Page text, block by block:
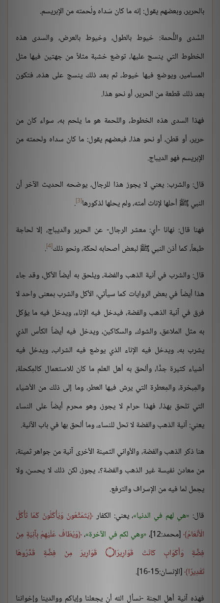
بالحرير، وبعضهم يقول: إنه ما كان سَداه ولُحمته من الإبريسم.
السَّدى واللُّحمة: خيوط بالطول، وخيوط بالعرض، والسدى هذه
الخطوط التي ينسج عليها، توضع خشبة مثلاً من جهتين فيها مثل
المسامير، ويوضع فيها خيوط، ثم بعد ذلك ينسج على هذه، فتكون
بعد ذلك قطعة من الحرير، أو نحو هذا.
فهذا السدى هذه الخطوط، واللحمة هو ما يلحم به، سواء كان من
حرير، أو قطن، أو نحو هذا، فبعضهم يقول: ما كان سداه ولحمته من
الإبريسم فهو الديباج.
قال: والشرب: يعني لا يجوز هذا للرجال، يوضحه الحديث الآخر أن
النبي ﷺ أحلها لإناث أمته، ولم يحلها لذكورها[3]
.
فهنا قال: نهانا -أي: معشر الرجال- عن الحرير والديباج، إلا لحاجة
طبعاً، كما أذن النبي ﷺ لبعض أصحابه لحكّة، ونحو ذلك[4]
.
قال: والشرب في آنية الذهب والفضة، ويلحق به أيضاً الأكل، وقد جاء
هذا أيضاً في بعض الروايات كما سيأتي، الأكل والشرب بمعنى واحد لا
فرق في آنية الذهب والفضة، فيدخل فيه الإناء، ويدخل فيه ما يؤكل
به مثل الملاعق، والشوك، والسكاكين، ويدخل فيه أيضاً الكأس الذي
يشرب به، ويدخل فيه الإناء الذي يوضع فيه الشراب، ويدخل فيه
أشياء كثيرة جدًّا، وألحق به أهل العلم ما كان للاستعمال كالمِكحلة،
والمِبخرة، والمِعطرة التي يرش فيها العطر، وما إلى ذلك من الأشياء
التي تلحق بهذا، فهذا حرام لا يجوز، وهو محرم أيضاً على النساء
يعني: آنية الذهب والفضة لا تحل للنساء، وما ألحق بها في باب الآنية.
هنا ذكر الذهب والفضة، والأواني الثمينة الأخرى آنية من جواهر ثمينة،
من معادن نفيسة غير الذهب والفضة؟، يجوز، لكن ذلك لا يحسن، ولا
يجمل لما فيه من الإسراف والترفع.
قال: هي لهم في الدنيا ، يعني: الكفار يَتَمَتَّعُونَ وَيَأْكُلُونَ كَمَا تَأْكُلُ
الْأَنْعَامُ [محمد:12]، وهي لكم في الآخرة ، وَيُطَافُ عَلَيْهِمْ بِآنِيَةٍ مِنْ
فِضَّةٍ وَأَكْوَابٍ كَانَتْ قَوَارِيرَا۝
قَوَارِيرَ مِنْ فِضَّةٍ قَدَّرُوهَا
تَقْدِيرًا [الإنسان:15-16].
فهذه آنية أهل الجنة -نسأل الله أن يجعلنا وإياكم ووالدينا وإخواننا